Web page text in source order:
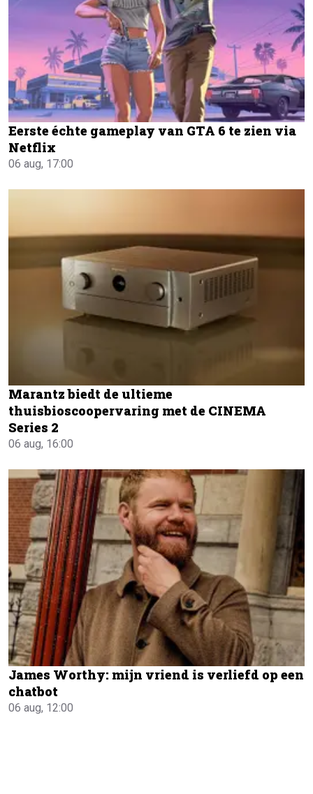
Eerste échte gameplay van GTA 6 te zien via
Netflix
06 aug, 17:00
Marantz biedt de ultieme
thuisbioscoopervaring met de CINEMA
Series 2
06 aug, 16:00
James Worthy: mijn vriend is verliefd op een
chatbot
06 aug, 12:00